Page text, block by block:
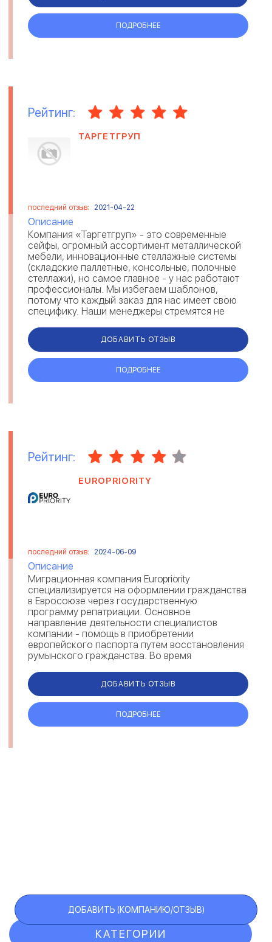
ПОДРОБНЕЕ
Рейтинг:
ТАРГЕТГРУП
последний отзыв: 2021-04-22
Описание
Компания «Таргетгруп» - это современные
сейфы, огромный ассортимент металлической
мебели, инновационные стеллажные системы
(складские паллетные, консольные, полочные
стеллажи), но самое главное - у нас работают
профессионалы. Мы избегаем шаблонов,
потому что каждый заказ для нас имеет свою
специфику. Наши менеджеры стремятся не
только помочь клиенту с выбором и покупк...
ДОБАВИТЬ ОТЗЫВ
ПОДРОБНЕЕ
Рейтинг:
EUROPRIORITY
последний отзыв: 2024-06-09
Описание
Миграционная компания Europriority
специализируется на оформлении гражданства
в Евросоюзе через государственную
программу репатриации. Основное
направление деятельности специалистов
компании - помощь в приобретении
европейского паспорта путем восстановления
румынского гражданства. Во время
предоставляют содействие на каждом эт...
ДОБАВИТЬ ОТЗЫВ
ПОДРОБНЕЕ
КАТЕГОРИИ
ДОБАВИТЬ (КОМПАНИЮ/ОТЗЫВ)